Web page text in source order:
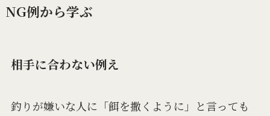
NG例から学ぶ
相手に合わない例え
釣りが嫌いな人に「餌を撒くように」と言っても